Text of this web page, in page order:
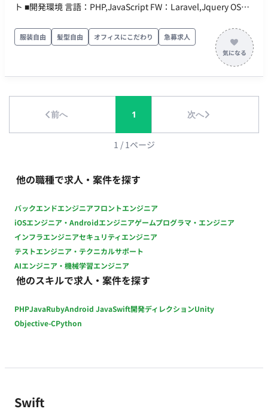
ト ■開発環境 言語：PHP,JavaScript FW：Laravel,Jquery OS：
ンツール：Slack タスク管理：Backlog ソースコード管理ツー
ル：Github
服装自由 髪型自由 オフィスにこだわり 急募求人
前へ 1 次へ
1 / 1ページ
他の職種で求人・案件を探す
バックエンドエンジニアフロントエンジニア
iOSエンジニア・Androidエンジニアゲームプログラマ・エンジニア
インフラエンジニアセキュリティエンジニア
テストエンジニア・テクニカルサポート
AIエンジニア・機械学習エンジニア
他のスキルで求人・案件を探す
PHPJavaRubyAndroid JavaSwift開発ディレクションUnity
Objective-CPython
Swift